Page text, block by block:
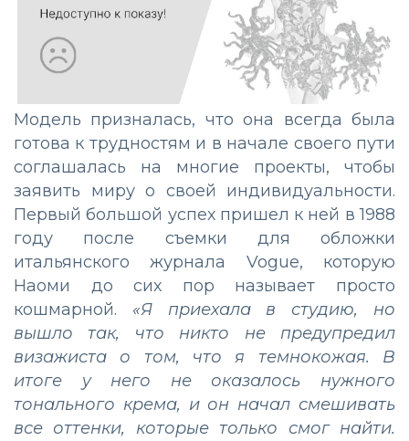
Модель призналась, что она всегда была
готова к трудностям и в начале своего пути
соглашалась на многие проекты, чтобы
заявить миру о своей индивидуальности.
Первый большой успех пришел к ней в 1988
году после съемки для обложки
итальянского журнала Vogue, которую
Наоми до сих пор называет просто
кошмарной. «Я приехала в студию, но
вышло так, что никто не предупредил
визажиста о том, что я темнокожая. В
итоге у него не оказалось нужного
тонального крема, и он начал смешивать
все оттенки, которые только смог найти.